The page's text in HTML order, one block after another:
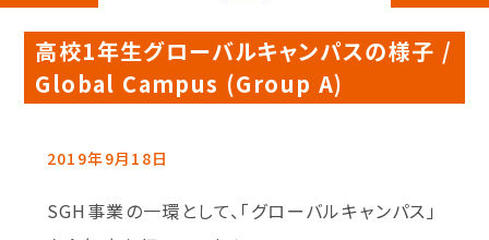
高校1年生グローバルキャンパスの様子 /
Global Campus (Group A)
2019年9月18日
SGH事業の一環として、「グローバルキャンパス」